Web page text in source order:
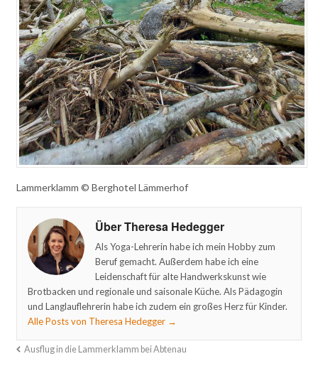
Lammerklamm © Berghotel Lämmerhof
Über Theresa Hedegger
Als Yoga-Lehrerin habe ich mein Hobby zum
Beruf gemacht. Außerdem habe ich eine
Leidenschaft für alte Handwerkskunst wie
Brotbacken und regionale und saisonale Küche. Als Pädagogin
und Langlauflehrerin habe ich zudem ein großes Herz für Kinder.
Alle Posts von Theresa Hedegger →
Ausflug in die Lammerklamm bei Abtenau